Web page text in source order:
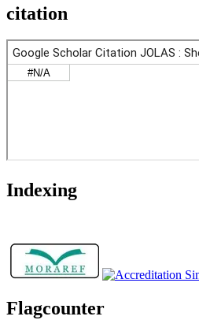
citation
Indexing
Flagcounter